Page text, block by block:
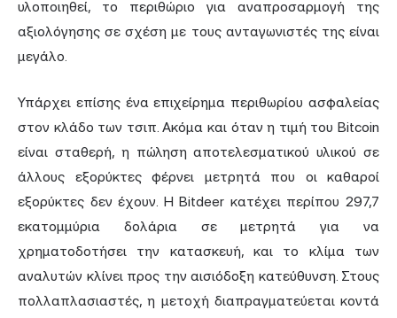
υλοποιηθεί, το περιθώριο για αναπροσαρμογή της
αξιολόγησης σε σχέση με τους ανταγωνιστές της είναι
μεγάλο.
Υπάρχει επίσης ένα επιχείρημα περιθωρίου ασφαλείας
στον κλάδο των τσιπ. Ακόμα και όταν η τιμή του Bitcoin
είναι σταθερή, η πώληση αποτελεσματικού υλικού σε
άλλους εξορύκτες φέρνει μετρητά που οι καθαροί
εξορύκτες δεν έχουν. Η Bitdeer κατέχει περίπου 297,7
εκατομμύρια δολάρια σε μετρητά για να
χρηματοδοτήσει την κατασκευή, και το κλίμα των
αναλυτών κλίνει προς την αισιόδοξη κατεύθυνση. Στους
πολλαπλασιαστές, η μετοχή διαπραγματεύεται κοντά